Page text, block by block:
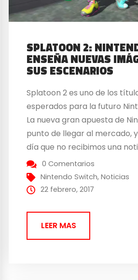
SPLATOON 2:
ENSEÑA NUEVAS
SUS ESCENARIOS
Splatoon 2 es uno de los
esperados para la futuro
La nueva gran apuesta de
punto de llegar al mercado,
día que no recibimos una
ella, o sobre sus videojuegos.
distribuye nuevas capturas de
escenarios que tendrá
0 Comentarios
Nintendo Switch,Noticias
22 febrero, 2017
LEER MAS